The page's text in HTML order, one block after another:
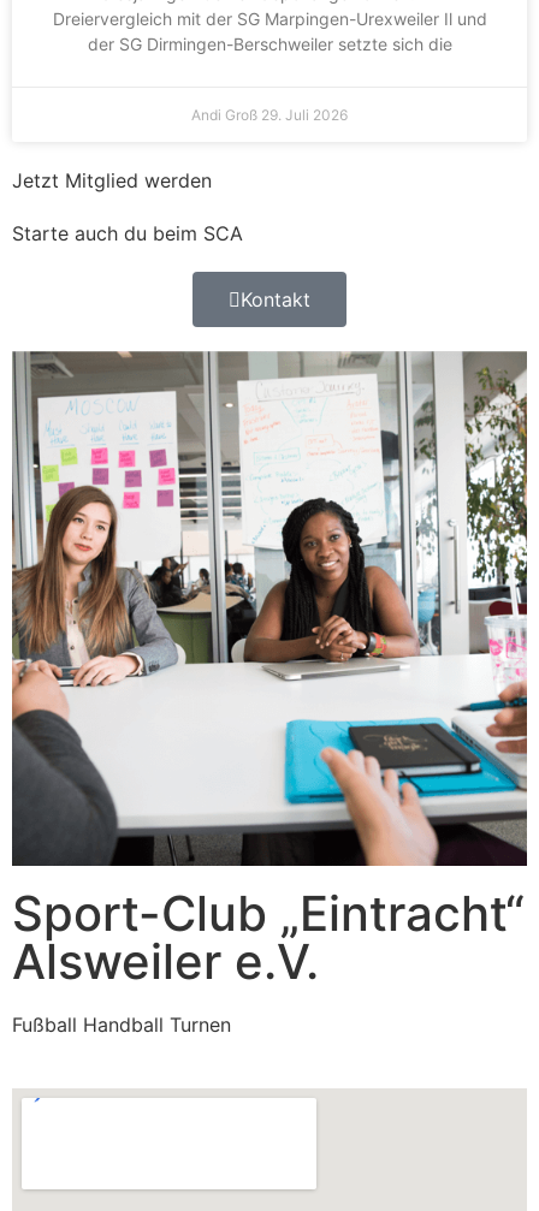
Dreiervergleich mit der SG Marpingen-Urexweiler Il und
der SG Dirmingen-Berschweiler setzte sich die
Andi Groß 29. Juli 2026
Jetzt Mitglied werden
Starte auch du beim SCA
Kontakt
Sport-Club „Eintracht“
Alsweiler e.V.
Fußball Handball Turnen